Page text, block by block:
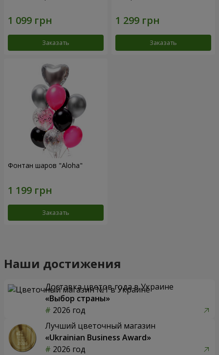
Заказать Заказать
Фонтан шаров "Aloha"
Заказать
Наши достижения
Доставка цветов года в Украине
«Выбор страны»
2026 год
Лучший цветочный магазин
«Ukrainian Business Award»
2026 год